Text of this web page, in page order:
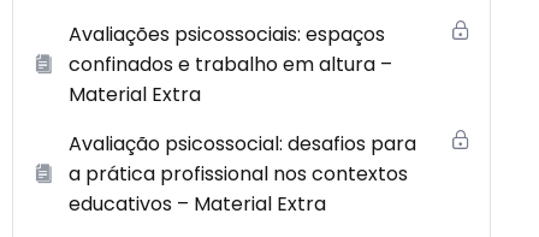
Avaliações psicossociais: espaços
confinados e trabalho em altura –
Material Extra
Avaliação psicossocial: desafios para
a prática profissional nos contextos
educativos – Material Extra